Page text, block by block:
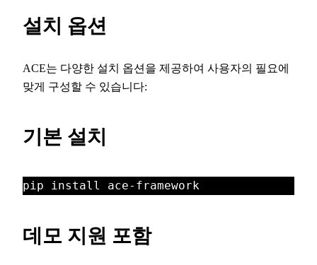
설치 옵션
ACE는 다양한 설치 옵션을 제공하여 사용자의 필요에
맞게 구성할 수 있습니다:
기본 설치
pip install ace-framework
데모 지원 포함